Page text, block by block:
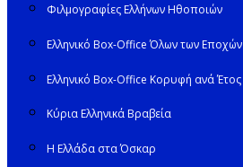
Φιλμογραφίες Ελλήνων Ηθοποιών
Ελληνικό Box-Office Όλων των Εποχών
Ελληνικό Box-Office Κορυφή ανά Έτος
Κύρια Ελληνικά Βραβεία
Η Ελλάδα στα Όσκαρ